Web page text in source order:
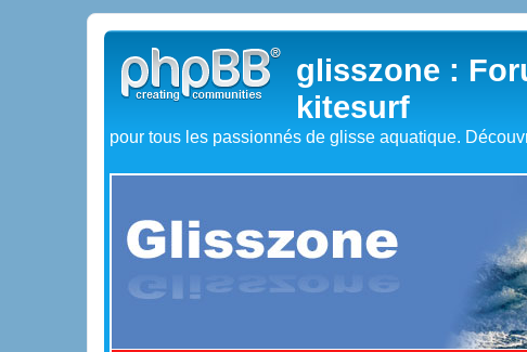
glisszone :
kitesurf
pour tous les passionnés de glisse aquatique.